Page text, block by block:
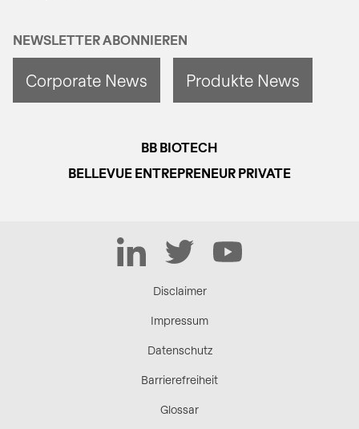
NEWSLETTER ABONNIEREN
Corporate News Produkte News
BB BIOTECH
BELLEVUE ENTREPRENEUR PRIVATE
LinkedIn Twitter YouTube
Disclaimer
Impressum
Datenschutz
Barrierefreiheit
Glossar